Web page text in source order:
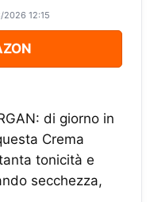
12:15
di giorno in
Crema
tonicità e
secchezza,